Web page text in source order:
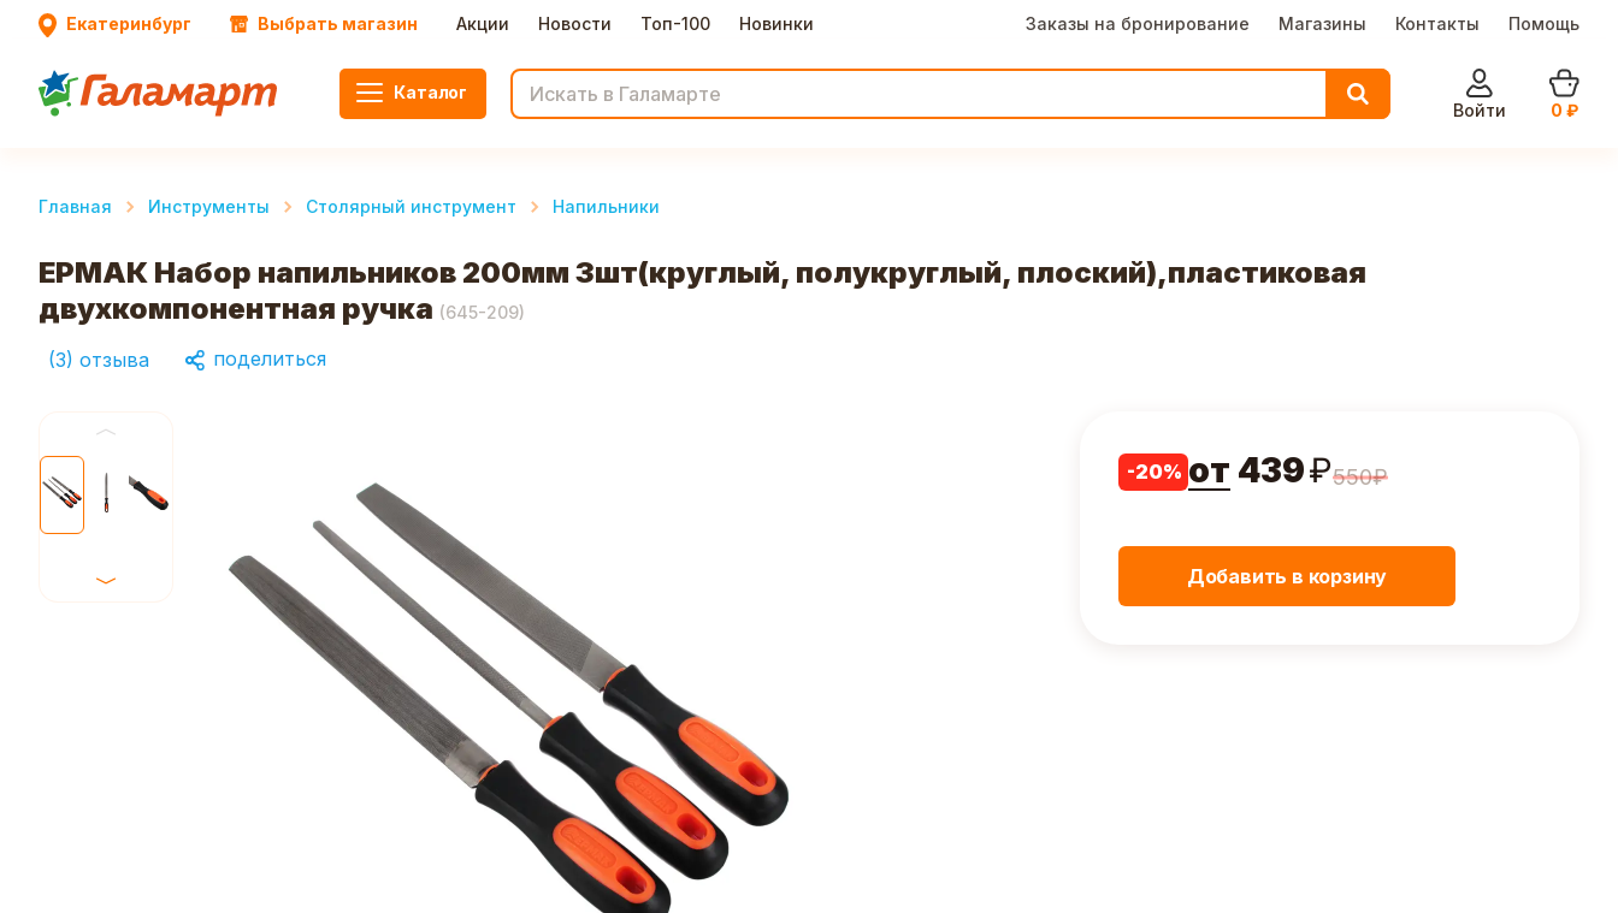
Екатеринбург Выбрать магазин Акции Новости Топ-100 Новинки Заказы на бронирование Магазины Контакты Помощь
Каталог
Войти
0 ₽
Главная Инструменты Столярный инструмент Напильники
ЕРМАК Набор напильников 200мм 3шт(круглый, полукруглый, плоский),пластиковая
двухкомпонентная ручка (645-209)
(3) отзыва поделиться
-20% от 439₽550₽
Добавить в корзину